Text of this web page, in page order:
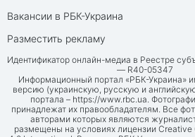
Вакансии в РБК-Украина
Разместить рекламу
Идентификатор онлайн-медиа в Реестре
— R40-05347
Информационный портал «РБК-Украина»
версию (украинскую, русскую и
портала – https://www.rbc.ua.
принадлежат их правообладателям. Все
авторами которых являются
размещены на условиях лицензии Creative